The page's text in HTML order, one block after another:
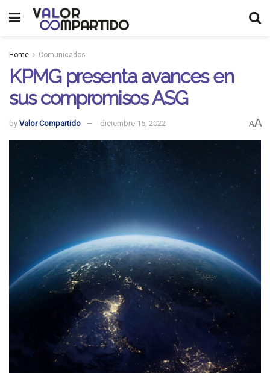
Home Comunicados
KPMG presenta avances en
sus compromisos ASG
by Valor Compartido diciembre 15, 2022 AA